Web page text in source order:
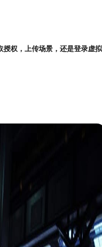
权，上传场景，还是登录虚拟